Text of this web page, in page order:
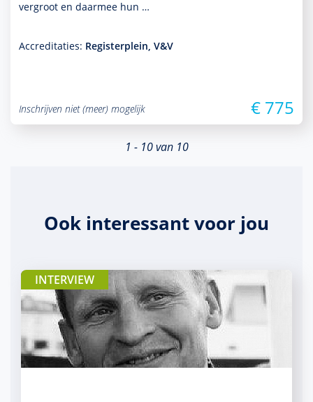
vergroot en daarmee hun …
Accreditaties: Registerplein, V&V
Inschrijven niet (meer) mogelijk € 775
1 - 10 van 10
Ook interessant voor jou
INTERVIEW